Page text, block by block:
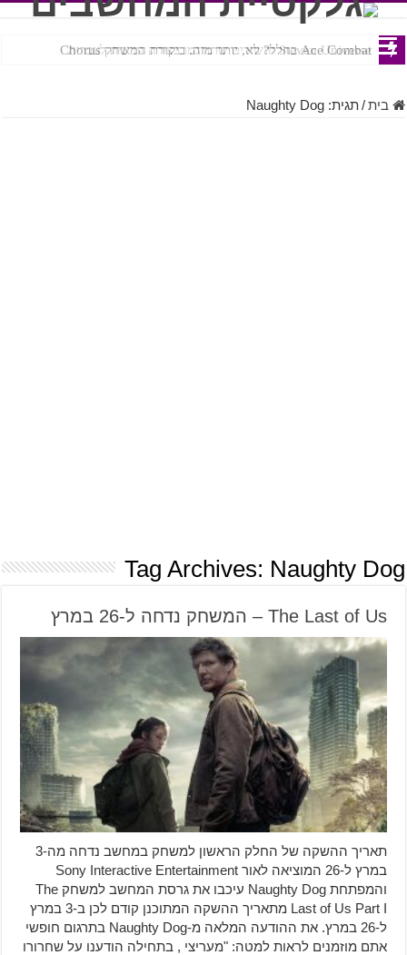
Ace Combat בחלל? לא, יותר מזה. ביקורת המשחק Chorus
Steven Universe והשירים שתורגמו בצורה נוראית לעברית
בית/תגית:Naughty Dog
Tag Archives: Naughty Dog
The Last of Us – המשחק נדחה ל-26 במרץ
תאריך ההשקה של החלק הראשון למשחק במחשב נדחה מה-3
במרץ ל-26 המוציאה לאור Sony Interactive Entertainment
והמפתחת Naughty Dog עיכבו את גרסת המחשב למשחק The
Last of Us Part I מתאריך ההשקה המתוכנן קודם לכן ב-3 במרץ
ל-26 במרץ. את ההודעה המלאה מ-Naughty Dog בתרגום חופשי
אתם מוזמנים לראות למטה: "מעריצי , בתחילה הודענו על שחרורו